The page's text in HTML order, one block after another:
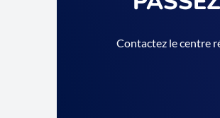
Contactez le centre